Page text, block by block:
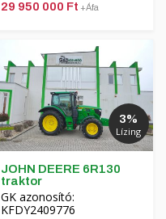
29 950 000 Ft +Áfa
3%
Lízing
JOHN DEERE 6R130
traktor
GK azonosító:
KFDY2409776